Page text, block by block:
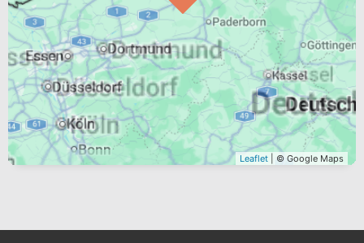
Leaflet | © Google Maps